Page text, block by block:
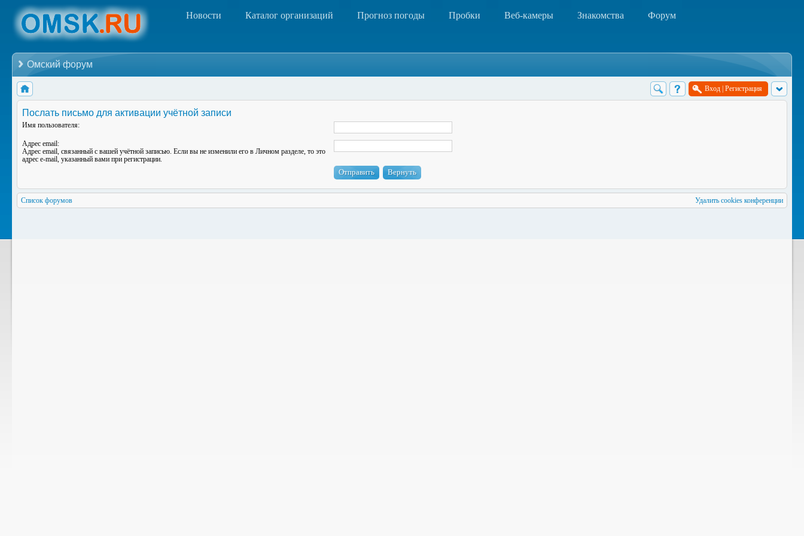
Новости Каталог организаций Прогноз погоды Пробки Веб-камеры Знакомства Форум
Омский форум
Вход Регистрация
Послать письмо для активации учётной записи
Имя пользователя:
Адрес email:
Адрес email, связанный с вашей учётной записью. Если вы не изменили его в Личном разделе, то это
адрес e-mail, указанный вами при регистрации.
Список форумов Удалить cookies конференции